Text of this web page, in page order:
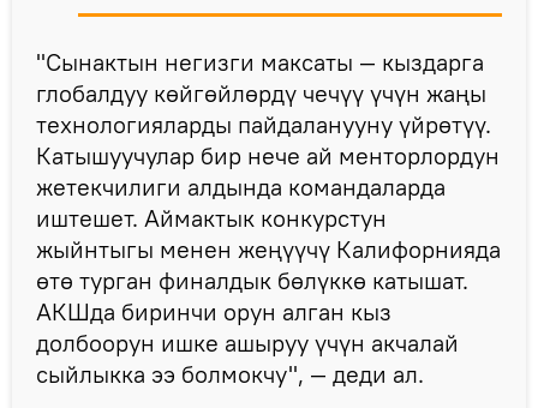
"Сынактын негизги максаты — кыздарга
глобалдуу көйгөйлөрдү чечүү үчүн жаңы
технологияларды пайдаланууну үйрөтүү.
Катышуучулар бир нече ай менторлордун
жетекчилиги алдында командаларда
иштешет. Аймактык конкурстун
жыйнтыгы менен жеңүүчү Калифорнияда
өтө турган финалдык бөлүккө катышат.
АКШда биринчи орун алган кыз
долбоорун ишке ашыруу үчүн акчалай
сыйлыкка ээ болмокчу", — деди ал.